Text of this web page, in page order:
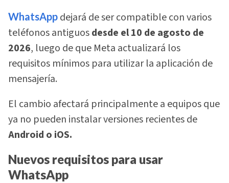
WhatsApp dejará de ser compatible con varios
teléfonos antiguosdesde el 10 de agosto de
2026, luego de que Meta actualizará los
requisitos mínimos para utilizar la aplicación de
mensajería.
El cambio afectará principalmente a equipos que
ya no pueden instalar versiones recientes de
Android o iOS.
Nuevos requisitos para usar
WhatsApp